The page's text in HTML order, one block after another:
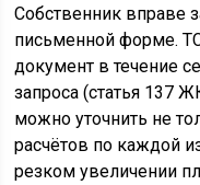
Собственник вправе
письменной форме.
документ в течение
запроса (статья 137
можно уточнить не
расчётов по каждой
резком увеличении